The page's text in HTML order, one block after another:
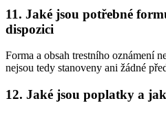
11. Jaké jsou potřebné
dispozici
Forma a obsah trestního oznámení
nejsou tedy stanoveny ani žádné
12. Jaké jsou poplatky a